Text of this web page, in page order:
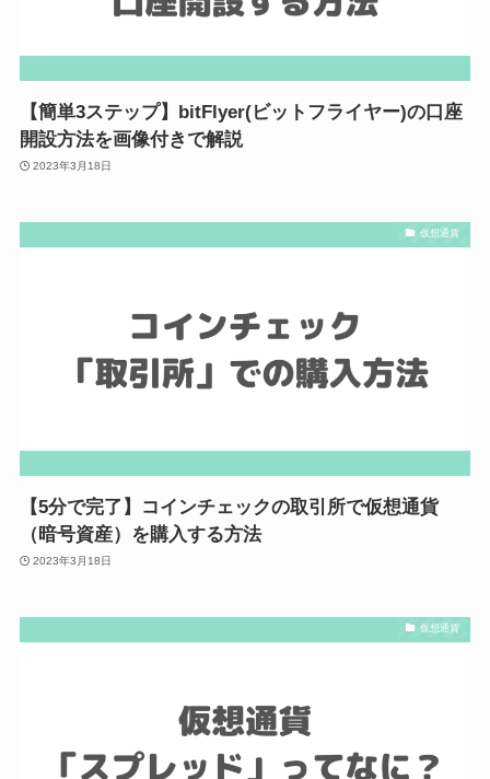
【簡単3ステップ】bitFlyer(ビットフライヤー)の口座
開設方法を画像付きで解説
2023年3月18日
仮想通貨
【5分で完了】コインチェックの取引所で仮想通貨
（暗号資産）を購入する方法
2023年3月18日
仮想通貨